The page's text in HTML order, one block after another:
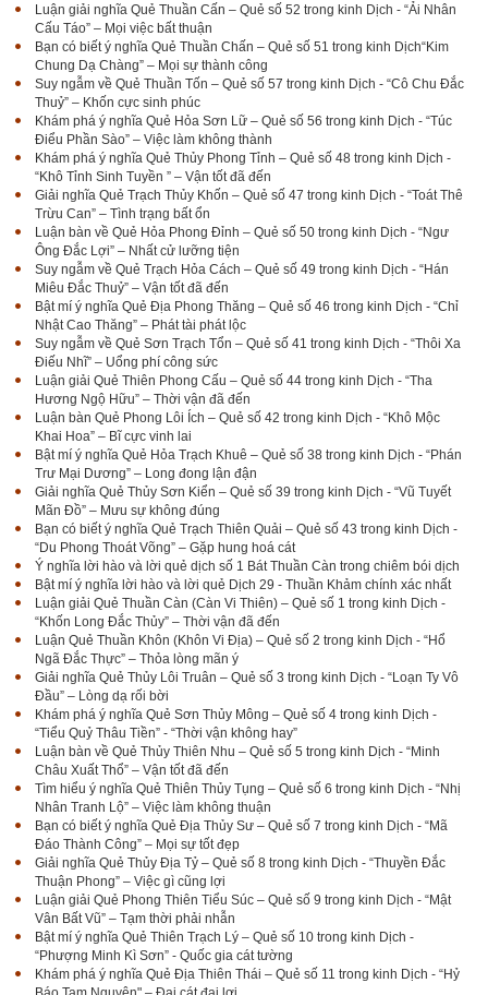
Luận giải nghĩa Quẻ Thuần Cấn – Quẻ số 52 trong kinh Dịch - “Ải Nhân
Cấu Táo” – Mọi việc bất thuận
Bạn có biết ý nghĩa Quẻ Thuần Chấn – Quẻ số 51 trong kinh Dịch“Kim
Chung Dạ Chàng” – Mọi sự thành công
Suy ngẫm về Quẻ Thuần Tốn – Quẻ số 57 trong kinh Dịch - “Cô Chu Đắc
Thuỷ” – Khốn cực sinh phúc
Khám phá ý nghĩa Quẻ Hỏa Sơn Lữ – Quẻ số 56 trong kinh Dịch - “Túc
Điểu Phần Sào” – Việc làm không thành
Khám phá ý nghĩa Quẻ Thủy Phong Tỉnh – Quẻ số 48 trong kinh Dịch -
“Khô Tỉnh Sinh Tuyền ” – Vận tốt đã đến
Giải nghĩa Quẻ Trạch Thủy Khốn – Quẻ số 47 trong kinh Dịch - “Toát Thê
Trừu Can” – Tình trạng bất ổn
Luận bàn về Quẻ Hỏa Phong Đỉnh – Quẻ số 50 trong kinh Dịch - “Ngư
Ông Đắc Lợi” – Nhất cử lưỡng tiện
Suy ngẫm về Quẻ Trạch Hỏa Cách – Quẻ số 49 trong kinh Dịch - “Hán
Miêu Đắc Thuỷ” – Vận tốt đã đến
Bật mí ý nghĩa Quẻ Địa Phong Thăng – Quẻ số 46 trong kinh Dịch - “Chỉ
Nhật Cao Thăng” – Phát tài phát lộc
Suy ngẫm về Quẻ Sơn Trạch Tổn – Quẻ số 41 trong kinh Dịch - “Thôi Xa
Điếu Nhĩ” – Uổng phí công sức
Luận giải Quẻ Thiên Phong Cấu – Quẻ số 44 trong kinh Dịch - “Tha
Hương Ngộ Hữu” – Thời vận đã đến
Luận bàn Quẻ Phong Lôi Ích – Quẻ số 42 trong kinh Dịch - “Khô Mộc
Khai Hoa” – Bĩ cực vinh lai
Bật mí ý nghĩa Quẻ Hỏa Trạch Khuê – Quẻ số 38 trong kinh Dịch - “Phán
Trư Mại Dương” – Long đong lận đận
Giải nghĩa Quẻ Thủy Sơn Kiển – Quẻ số 39 trong kinh Dịch - “Vũ Tuyết
Mãn Đồ” – Mưu sự không đúng
Bạn có biết ý nghĩa Quẻ Trạch Thiên Quải – Quẻ số 43 trong kinh Dịch -
“Du Phong Thoát Võng” – Gặp hung hoá cát
Ý nghĩa lời hào và lời quẻ dịch số 1 Bát Thuần Càn trong chiêm bói dịch
Bật mí ý nghĩa lời hào và lời quẻ Dịch 29 - Thuần Khảm chính xác nhất
Luận giải Quẻ Thuần Càn (Càn Vi Thiên) – Quẻ số 1 trong kinh Dịch -
“Khốn Long Đắc Thủy” – Thời vận đã đến
Luận Quẻ Thuần Khôn (Khôn Vi Địa) – Quẻ số 2 trong kinh Dịch - “Hổ
Ngã Đắc Thực” – Thỏa lòng mãn ý
Giải nghĩa Quẻ Thủy Lôi Truân – Quẻ số 3 trong kinh Dịch - “Loạn Ty Vô
Đầu” – Lòng dạ rối bời
Khám phá ý nghĩa Quẻ Sơn Thủy Mông – Quẻ số 4 trong kinh Dịch -
“Tiểu Quỷ Thâu Tiền” - “Thời vận không hay”
Luận bàn về Quẻ Thủy Thiên Nhu – Quẻ số 5 trong kinh Dịch - “Minh
Châu Xuất Thổ” – Vận tốt đã đến
Tìm hiểu ý nghĩa Quẻ Thiên Thủy Tụng – Quẻ số 6 trong kinh Dịch - “Nhị
Nhân Tranh Lộ” – Việc làm không thuận
Bạn có biết ý nghĩa Quẻ Địa Thủy Sư – Quẻ số 7 trong kinh Dịch - “Mã
Đáo Thành Công” – Mọi sự tốt đẹp
Giải nghĩa Quẻ Thủy Địa Tỷ – Quẻ số 8 trong kinh Dịch - “Thuyền Đắc
Thuận Phong” – Việc gì cũng lợi
Luận giải Quẻ Phong Thiên Tiểu Súc – Quẻ số 9 trong kinh Dịch - “Mật
Vân Bất Vũ” – Tạm thời phải nhẫn
Bật mí ý nghĩa Quẻ Thiên Trạch Lý – Quẻ số 10 trong kinh Dịch -
“Phượng Minh Kì Sơn” - Quốc gia cát tường
Khám phá ý nghĩa Quẻ Địa Thiên Thái – Quẻ số 11 trong kinh Dịch - “Hỷ